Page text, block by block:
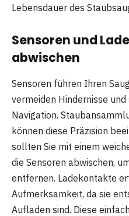
Lebensdauer des
Sensoren und
abwischen
Sensoren führen Ihren
vermeiden Hindernisse
Navigation.
können diese Präzision
sollten Sie mit einem
die Sensoren abwischen,
entfernen. Ladekontakte
Aufmerksamkeit, da sie
Aufladen sind. Diese